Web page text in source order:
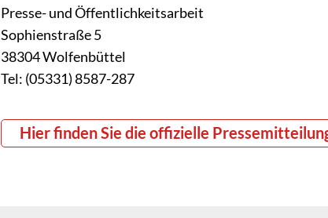
Presse- und Öffentlichkeitsarbeit
Sophienstraße 5
38304 Wolfenbüttel
Tel: (05331) 8587-287
Hier finden Sie die offizielle